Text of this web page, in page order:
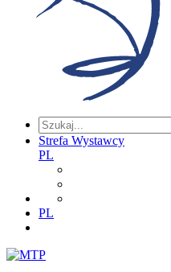
Strefa Wystawcy
PL
PL